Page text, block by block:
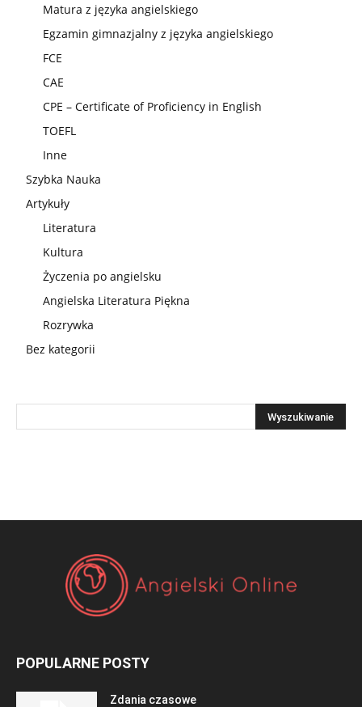
Matura z języka angielskiego
Egzamin gimnazjalny z języka angielskiego
FCE
CAE
CPE – Certificate of Proficiency in English
TOEFL
Inne
Szybka Nauka
Artykuły
Literatura
Kultura
Życzenia po angielsku
Angielska Literatura Piękna
Rozrywka
Bez kategorii
POPULARNE POSTY
Zdania czasowe